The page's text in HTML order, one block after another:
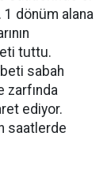
1 dönüm alana
tuttu.
sabah
zarfında
ediyor.
saatlerde